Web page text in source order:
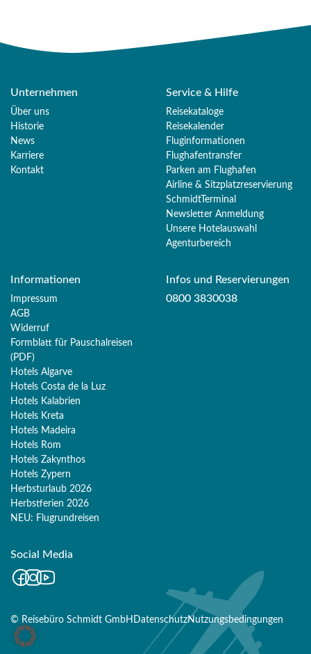
Sie haben noch keine Reisen oder Hotels auf der
Merkliste gespeichert
Personen
Unternehmen
Über uns
Historie
News
Karriere
Kontakt
Service & Hilfe
Reisekataloge
Reisekalender
Fluginformationen
Flughafentransfer
Parken am Flughafen
Airline & Sitzplatzreservierung
SchmidtTerminal
Newsletter Anmeldung
Unsere Hotelauswahl
Agenturbereich
Informationen
Impressum
AGB
Widerruf
Formblatt für Pauschalreisen
(PDF)
Hotels Algarve
Hotels Costa de la Luz
Hotels Kalabrien
Hotels Kreta
Hotels Madeira
Hotels Rom
Hotels Zakynthos
Hotels Zypern
Herbsturlaub 2026
Herbstferien 2026
NEU: Flugrundreisen
Infos und Reservierungen
0800 3830038
Social Media
Facebook
Instagram
Youtube
© Reisebüro Schmidt GmbH DatenschutzNutzungsbedingungen